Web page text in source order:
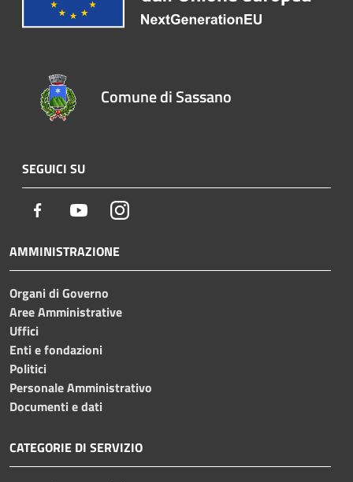
Comune di Sassano
SEGUICI SU
Facebook YoutubeInstagram
AMMINISTRAZIONE
Organi di Governo
Aree Amministrative
Uffici
Enti e fondazioni
Politici
Personale Amministrativo
Documenti e dati
CATEGORIE DI SERVIZIO